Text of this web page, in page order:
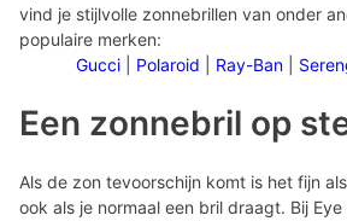
vind je stijlvolle zonnebrillen van onder
populaire merken:
Gucci
Polaroid Ray-Ban
Een zonnebril op
Als de zon tevoorschijn komt is het fijn
ook als je normaal een bril draagt. Bij